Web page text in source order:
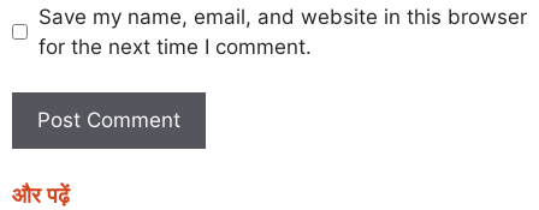
Save my name, email, and website in this browser
for the next time I comment.
और पढ़ें